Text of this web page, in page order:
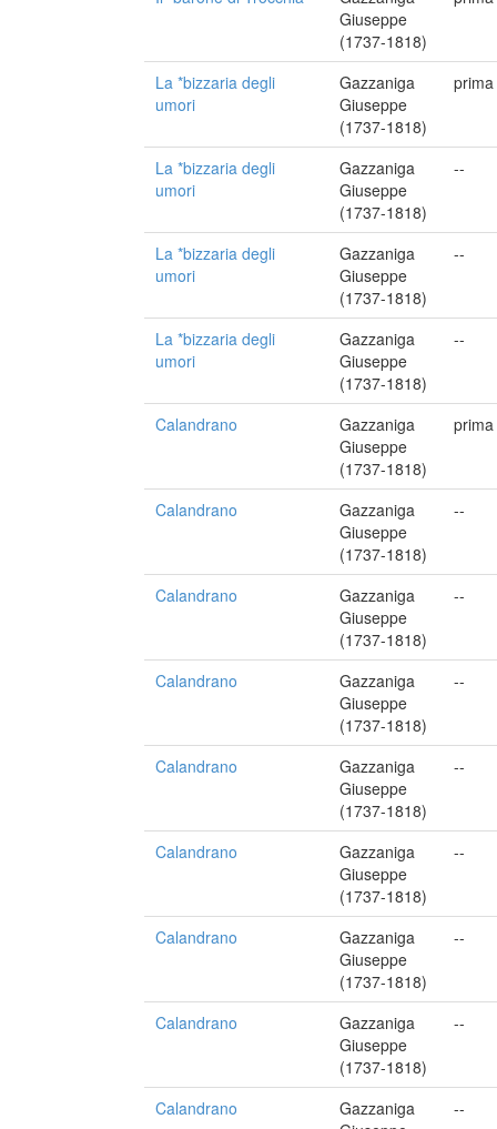
Giuseppe
(1737-1818)
La *bizzaria degli
umori
Gazzaniga
Giuseppe
(1737-1818)
La *bizzaria degli
umori
Gazzaniga
Giuseppe
(1737-1818)
--
La *bizzaria degli
umori
Gazzaniga
Giuseppe
(1737-1818)
--
La *bizzaria degli
umori
Gazzaniga
Giuseppe
(1737-1818)
--
Calandrano
Gazzaniga
Giuseppe
(1737-1818)
Calandrano
Gazzaniga
Giuseppe
(1737-1818)
--
Calandrano
Gazzaniga
Giuseppe
(1737-1818)
--
Calandrano
Gazzaniga
Giuseppe
(1737-1818)
--
Calandrano
Gazzaniga
Giuseppe
(1737-1818)
--
Calandrano
Gazzaniga
Giuseppe
(1737-1818)
--
Calandrano
Gazzaniga
Giuseppe
(1737-1818)
--
Calandrano
Gazzaniga
Giuseppe
(1737-1818)
--
Calandrano
Gazzaniga
--